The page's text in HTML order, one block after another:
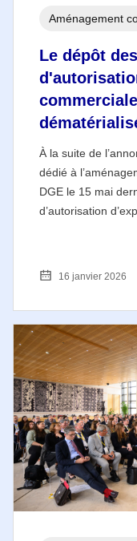
Le dépôt
À la suite de
dédié à
DGE le 15 mai
d’autorisation
Aménagement
16 janvier 2026